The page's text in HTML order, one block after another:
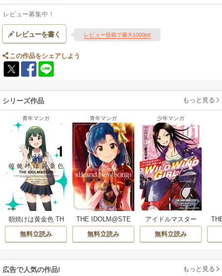
レビュー募集中！
レビューを書く レビュー投稿で最大1000pt!
この作品をシェアしよう
シリーズ作品 もっと見る
青年マンガ
朝焼けは黄金色 TH
E IDOLM@STER
無料立読み
青年マンガ
THE IDOLM@STE
R MILLION LIVE! T
HEATER DAYS Bra
無料立読み
少年マンガ
アイドルマスター
シンデレラガール
ズ WILD WIND GIR
無料立読み
R
広告で人気の作品! もっと見る